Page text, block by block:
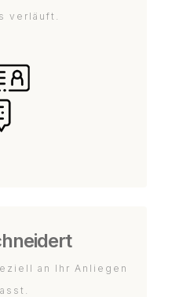
verläuft.
an Ihr Anliegen